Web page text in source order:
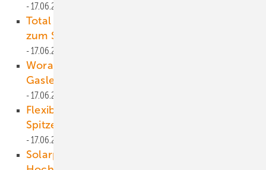
17.06.2025
Total gewinnt Auktion für Offshore-Fläche
zum Schnäppchenpreis – kein Wunder!
17.06.2025
Worauf es bei der Umstellung von
Gasleitungen auf Wasserstoff ankommt
17.06.2025
Flexible Industriestromnachfrage könnte
Spitzenlast um bis zu 15 Prozent senken
17.06.2025
Solarpark in Polen teilt sich Anschluss ans